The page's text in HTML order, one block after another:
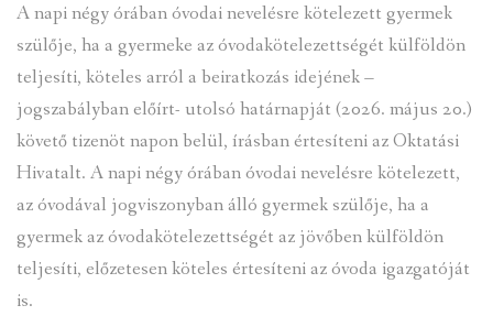
A napi négy órában óvodai nevelésre kötelezett gyermek
szülője, ha a gyermeke az óvodakötelezettségét külföldön
teljesíti, köteles arról a beiratkozás idejének –
jogszabályban előírt- utolsó határnapját (2026. május 20.)
követő tizenöt napon belül, írásban értesíteni az Oktatási
Hivatalt. A napi négy órában óvodai nevelésre kötelezett,
az óvodával jogviszonyban álló gyermek szülője, ha a
gyermek az óvodakötelezettségét az jövőben külföldön
teljesíti, előzetesen köteles értesíteni az óvoda igazgatóját
is.